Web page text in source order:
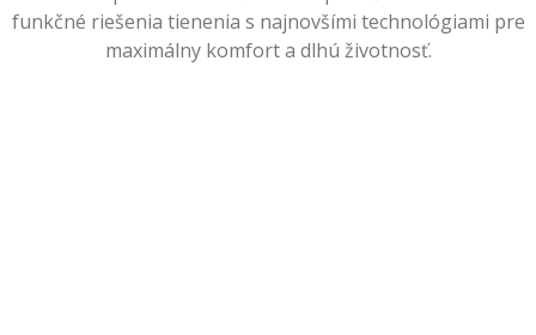
funkčné riešenia tienenia s najnovšími technológiami pre
maximálny komfort a dlhú životnosť.